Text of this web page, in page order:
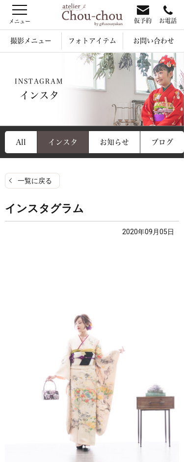
仮予約 お電話
撮影メニュー フォトアイテム お問い合わせ
INSTAGRAM
インスタ
All インスタ お知らせ ブログ
一覧に戻る
インスタグラム
2020年09月05日